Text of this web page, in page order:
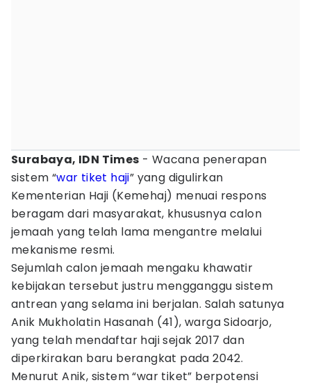
Surabaya, IDN Times - Wacana penerapan
sistem “war tiket haji” yang digulirkan
Kementerian Haji (Kemehaj) menuai respons
beragam dari masyarakat, khususnya calon
jemaah yang telah lama mengantre melalui
mekanisme resmi.
Sejumlah calon jemaah mengaku khawatir
kebijakan tersebut justru mengganggu sistem
antrean yang selama ini berjalan. Salah satunya
Anik Mukholatin Hasanah (41), warga Sidoarjo,
yang telah mendaftar haji sejak 2017 dan
diperkirakan baru berangkat pada 2042.
Menurut Anik, sistem “war tiket” berpotensi